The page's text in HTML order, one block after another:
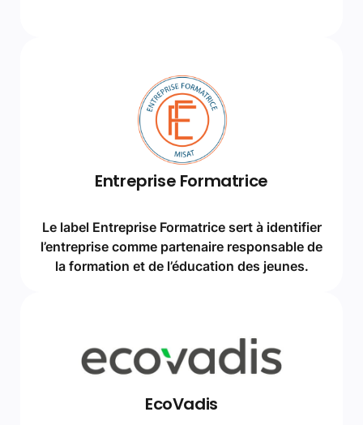
Entreprise Formatrice
Le label Entreprise Formatrice sert à identifier
l’entreprise comme partenaire responsable de
la formation et de l’éducation des jeunes.
EcoVadis